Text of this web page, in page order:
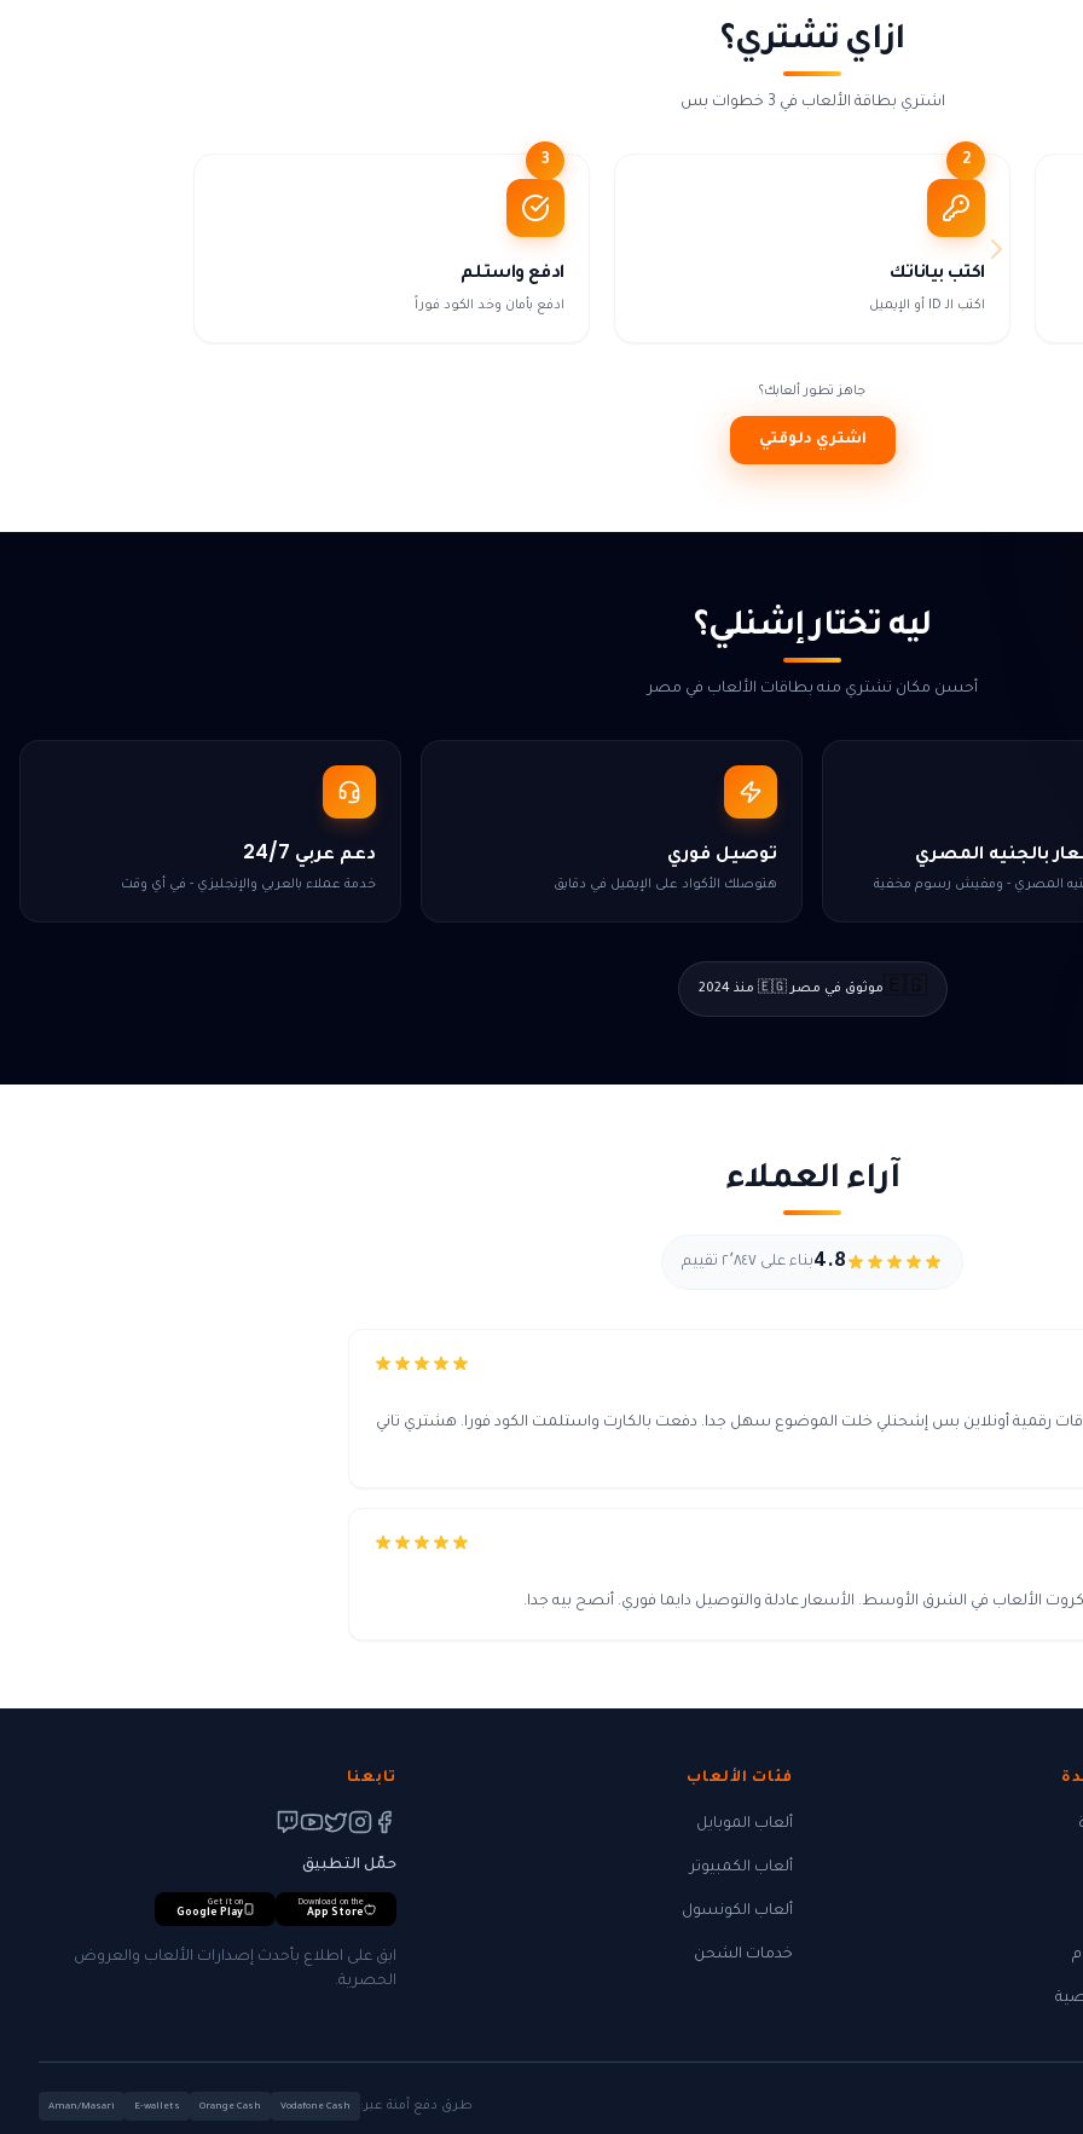
ازاي تشتري؟
اشتري بطاقة الألعاب في 3 خطوات بس
2
اكتب بياناتك
اكتب الـ ID أو الإيميل
3
ادفع واستلم
ادفع بأمان وخد الكود فوراً
جاهز تطور ألعابك؟
اشتري دلوقتي
ليه تختار إشنلي؟
أحسن مكان تشتري منه بطاقات الألعاب في مصر
بالجنيه المصري
المصري - ومفيش رسوم مخفية
توصيل فوري
هتوصلك الأكواد على الإيميل في دقايق
دعم عربي 24/7
خدمة عملاء بالعربي والإنجليزي - في أي وقت
🇪🇬موثوق في مصر 🇪🇬 منذ 2024
آراء العملاء
4.8بناء على ٢٬٨٤٧ تقييم
رقمية أونلاين بس إشحنلي خلت الموضوع سهل جدا. دفعت بالكارت واستلمت الكود فورا. هشتري تاني
الألعاب في الشرق الأوسط. الأسعار عادلة والتوصيل دايما فوري. أنصح بيه جدا.
فئات الألعاب
ألعاب الموبايل
ألعاب الكمبيوتر
ألعاب الكونسول
خدمات الشحن
تابعنا
حمّل التطبيق
Download on the
App Store
Get it on
Google Play
ابق على اطلاع بأحدث إصدارات الألعاب والعروض
الحصرية.
طرق دفع آمنة عبر: Vodafone Cash
Orange Cash
E-wallets
Aman/Masari